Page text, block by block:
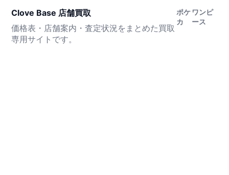
Clove Base 店舗買取
価格表・店舗案内・査定状況をまとめた買取
専用サイトです。
ポケ
カ
ワンピ
ース